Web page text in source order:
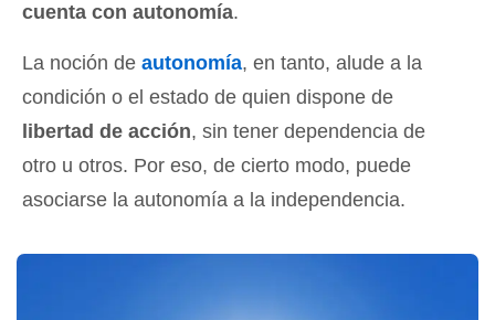
cuenta con autonomía.
La noción de autonomía, en tanto, alude a la
condición o el estado de quien dispone de
libertad de acción, sin tener dependencia de
otro u otros. Por eso, de cierto modo, puede
asociarse la autonomía a la independencia.